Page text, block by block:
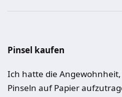
Pinsel kaufen
Ich hatte die
Pinseln auf Papier